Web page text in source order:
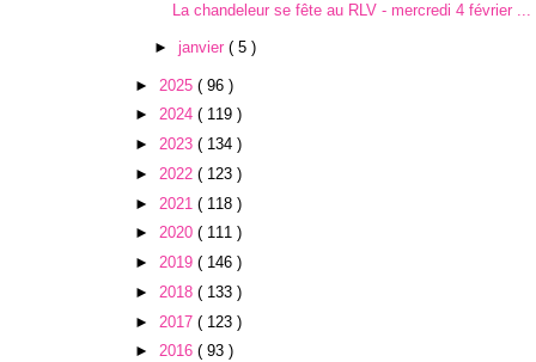
La chandeleur se fête au RLV - mercredi 4 février ...
► janvier ( 5 )
► 2025 ( 96 )
► 2024 ( 119 )
► 2023 ( 134 )
► 2022 ( 123 )
► 2021 ( 118 )
► 2020 ( 111 )
► 2019 ( 146 )
► 2018 ( 133 )
► 2017 ( 123 )
► 2016 ( 93 )